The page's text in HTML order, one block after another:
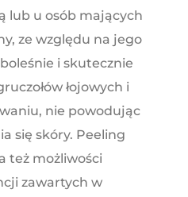
lub u osób mających
ze względu na jego
i skutecznie
łojowych i
nie powodując
się skóry. Peeling
też możliwości
zawartych w